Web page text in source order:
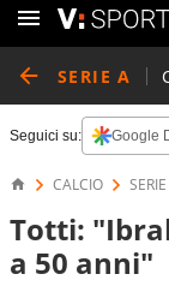
SERIE A
Seguici su: Google
CALCIO
Totti:
a 50 anni"